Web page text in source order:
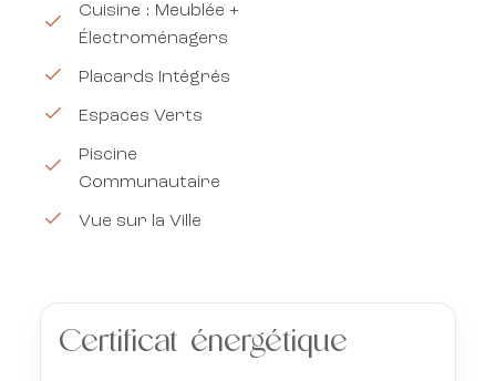
Cuisine : Meublée +
Électroménagers
Placards Intégrés
Espaces Verts
Piscine
Communautaire
Vue sur la Ville
Certificat énergétique